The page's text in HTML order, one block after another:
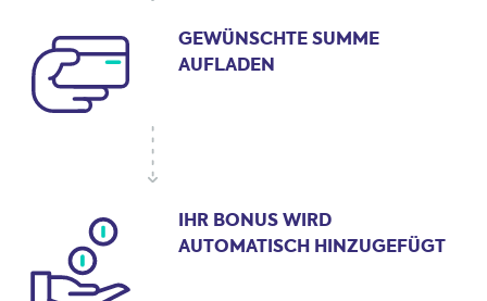
GEWÜNSCHTE SUMME
AUFLADEN
IHR BONUS WIRD
AUTOMATISCH HINZUGEFÜGT